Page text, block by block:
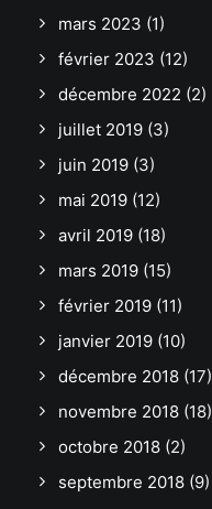
mars 2023 (1)
février 2023 (12)
décembre 2022 (2)
juillet 2019 (3)
juin 2019 (3)
mai 2019 (12)
avril 2019 (18)
mars 2019 (15)
février 2019 (11)
janvier 2019 (10)
décembre 2018 (17)
novembre 2018 (18)
octobre 2018 (2)
septembre 2018 (9)